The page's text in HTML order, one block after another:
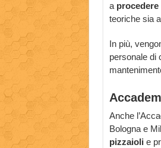
a
teoriche sia
In più,
personale di
Anche
Bologna e
pizzaioli e